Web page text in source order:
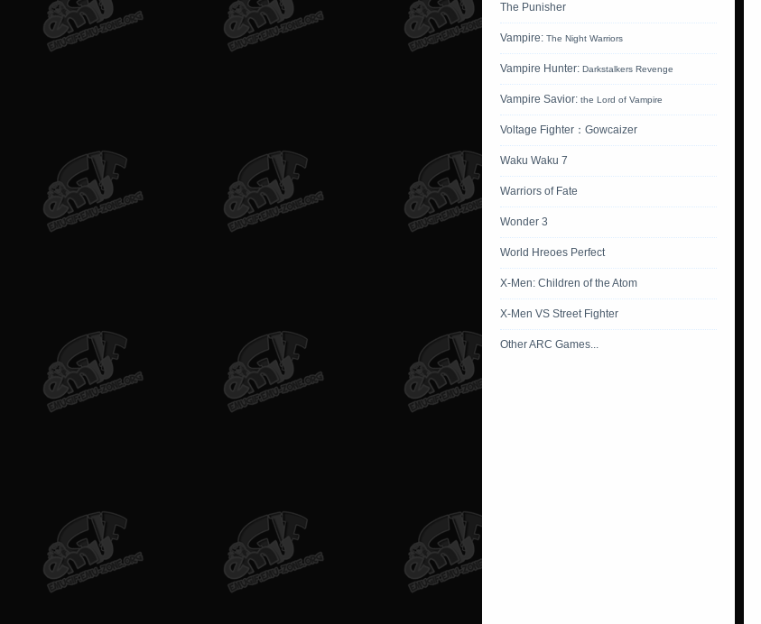
The Punisher
Vampire: The Night Warriors
Vampire Hunter: Darkstalkers Revenge
Vampire Savior: the Lord of Vampire
Voltage Fighter：Gowcaizer
Waku Waku 7
Warriors of Fate
Wonder 3
World Hreoes Perfect
X-Men: Children of the Atom
X-Men VS Street Fighter
Other ARC Games...